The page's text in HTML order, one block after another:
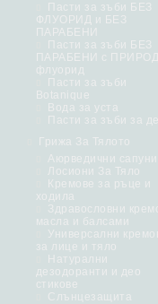
Пасти за зъби БЕЗ
ФЛУОРИД и БЕЗ
ПАРАБЕНИ
Пасти за зъби БЕЗ
ПАРАБЕНИ с
флуорид
Пасти за зъби
Botanique
Вода за уста
Пасти за зъби за
Грижа За Тялото
Аюрведични сапуни
Лосиони За Тяло
Кремове за ръце и
ходила
Здравословни
масла и балсами
Универсални
за лице и тяло
Натурални
дезодоранти и део
стикове
Слънцезащита